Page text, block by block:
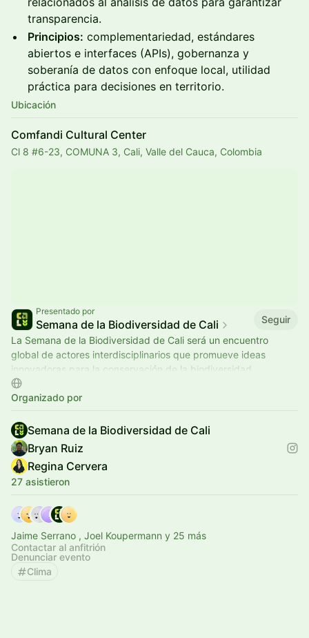
transparencia.
Principios: complementariedad, estándares
abiertos e interfaces (APIs), gobernanza y
soberanía de datos con enfoque local, utilidad
práctica para decisiones en territorio.
Ubicación
Comfandi Cultural Center
Cl 8 #6-23, COMUNA 3, Cali, Valle del Cauca, Colombia
Presentado por
Semana de la Biodiversidad de Cali
Seguir
La Semana de la Biodiversidad de Cali será un encuentro
global de actores interdisciplinarios que promueve ideas
innovadoras para la conservación de la biodiversidad.
Organizado por
Semana de la Biodiversidad de Cali
Bryan Ruiz
Regina Cervera
27 asistieron
Jaime Serrano , Joel Koupermann y 25 más
Contactar al anfitrión
Denunciar evento
Clima